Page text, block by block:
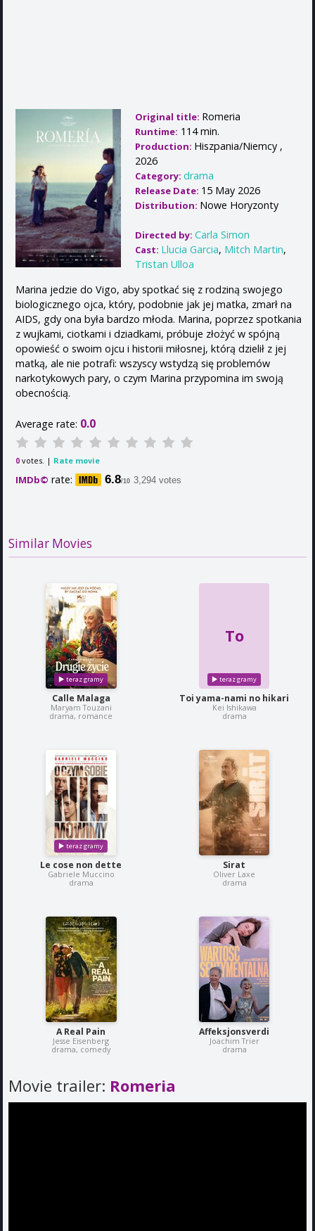
Original title: Romeria
Runtime: 114 min.
Production: Hiszpania/Niemcy ,
2026
Category: drama
Release Date: 15 May 2026
Distribution: Nowe Horyzonty
Directed by: Carla Simon
Cast: Llucia Garcia, Mitch Martin,
Tristan Ulloa
Marina jedzie do Vigo, aby spotkać się z rodziną swojego
biologicznego ojca, który, podobnie jak jej matka, zmarł na
AIDS, gdy ona była bardzo młoda. Marina, poprzez spotkania
z wujkami, ciotkami i dziadkami, próbuje złożyć w spójną
opowieść o swoim ojcu i historii miłosnej, którą dzielił z jej
matką, ale nie potrafi: wszyscy wstydzą się problemów
narkotykowych pary, o czym Marina przypomina im swoją
obecnością.
Average rate: 0.0
0 votes. | Rate movie
IMDb© rate: 6.8/10 3,294 votes
Similar Movies
Calle Malaga
Maryam Touzani
drama, romance
To
Toi yama-nami no hikari
Kei Ishikawa
drama
Le cose non dette
Gabriele Muccino
drama
Sirat
Oliver Laxe
drama
A Real Pain
Jesse Eisenberg
drama, comedy
Affeksjonsverdi
Joachim Trier
drama
Movie trailer: Romeria